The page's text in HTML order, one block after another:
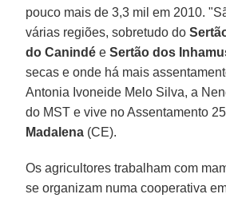
pouco mais de 3,3 mil em 2010.
várias regiões, sobretudo do
do Canindé eSertão dos
secas e onde há mais
Antonia Ivoneide Melo Silva, a
do MST e vive no Assentamento
Madalena (CE).
Os agricultores trabalham com
se organizam numa cooperativa